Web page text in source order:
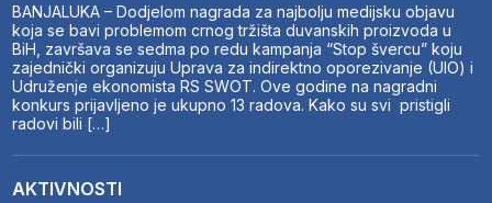
BANJALUKA – Dodjelom nagrada za najbolju medijsku objavu
koja se bavi problemom crnog tržišta duvanskih proizvoda u
BiH, završava se sedma po redu kampanja “Stop švercu” koju
zajednički organizuju Uprava za indirektno oporezivanje (UIO) i
Udruženje ekonomista RS SWOT. Ove godine na nagradni
konkurs prijavljeno je ukupno 13 radova. Kako su svi pristigli
radovi bili […]
AKTIVNOSTI